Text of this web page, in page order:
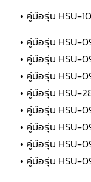
• คู่มือรุ่น HSU-
• คู่มือรุ่น HSU-
• คู่มือรุ่น HSU-
• คู่มือรุ่น HSU-
• คู่มือรุ่น HSU-
• คู่มือรุ่น HSU-
• คู่มือรุ่น HSU-
• คู่มือรุ่น HSU-
• คู่มือรุ่น HSU-